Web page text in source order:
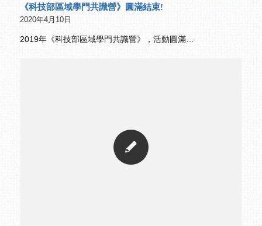
《科技部區域學門共識營》圓滿結束!
2020年4月10日
2019年《科技部區域學門共識營》，活動圓滿…